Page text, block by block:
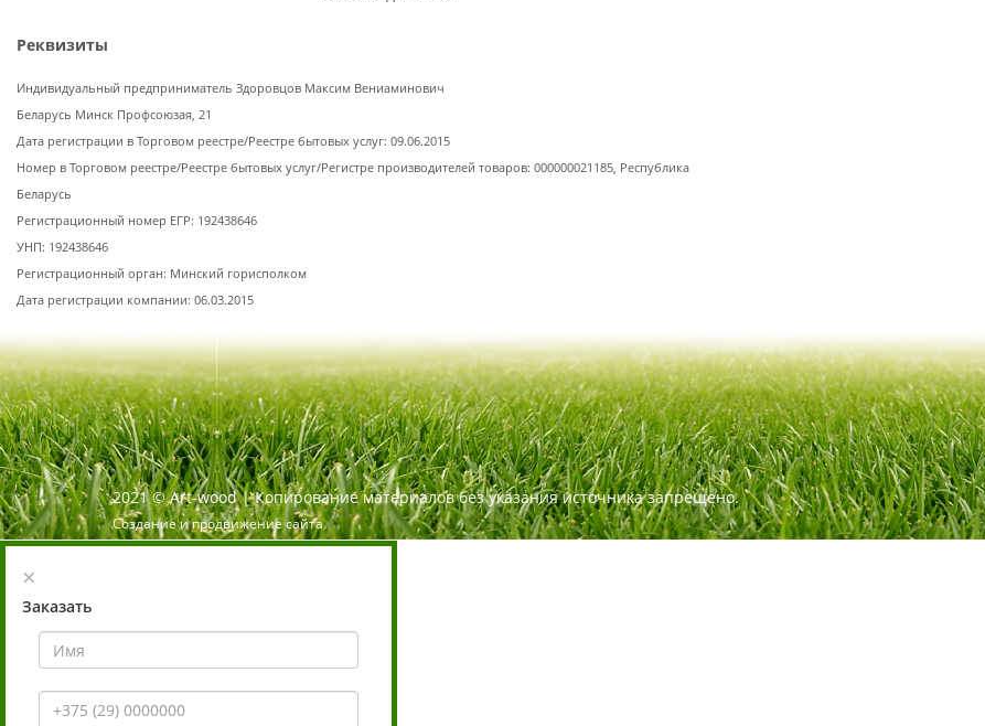
Реквизиты
Индивидуальный предприниматель Здоровцов Максим Вениаминович
Беларусь Минск Профсоюзая, 21
Дата регистрации в Торговом реестре/Реестре бытовых услуг: 09.06.2015
Номер в Торговом реестре/Реестре бытовых услуг/Регистре производителей товаров: 000000021185, Республика
Беларусь
Регистрационный номер ЕГР: 192438646
УНП: 192438646
Регистрационный орган: Минский горисполком
Дата регистрации компании: 06.03.2015
2021 ©Art-wood |Копирование материалов без указания источника запрещено.
Создание и продвижение сайта
×
Заказать